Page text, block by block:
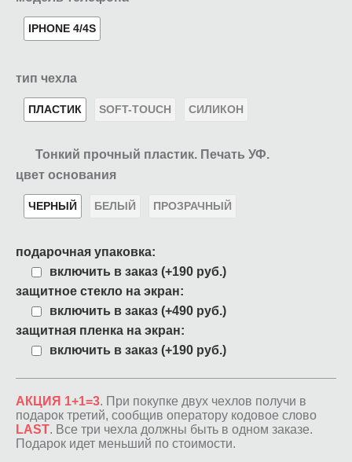
IPHONE 4/4S
тип чехла
ПЛАСТИК SOFT-TOUCH СИЛИКОН
Тонкий прочный пластик. Печать УФ.
цвет основания
ЧЕРНЫЙ БЕЛЫЙ ПРОЗРАЧНЫЙ
подарочная упаковка:
включить в заказ (+190 руб.)
защитное стекло на экран:
включить в заказ (+490 руб.)
защитная пленка на экран:
включить в заказ (+190 руб.)
АКЦИЯ 1+1=3. При покупке двух чехлов получи в
подарок третий, сообщив оператору кодовое слово
LAST. Все три чехла должны быть в одном заказе.
Подарок идет меньший по стоимости.